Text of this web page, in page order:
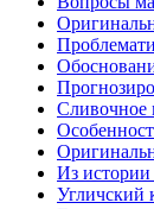
Сливочное
Из
Угличский